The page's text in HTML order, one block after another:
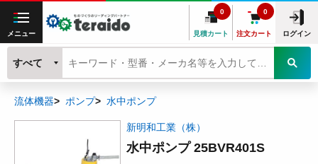
メニュー 見積カート
0
注文カート
0
ログイン
すべて
流体機器 ポンプ 水中ポンプ
新明和工業（株）
水中ポンプ 25BVR401S